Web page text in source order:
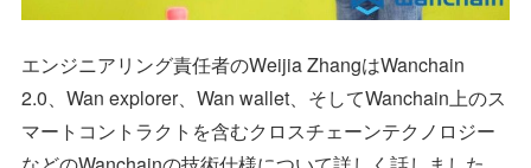
エンジニアリング責任者のWeijia ZhangはWanchain
2.0、Wan explorer、Wan wallet、そしてWanchain上のス
マートコントラクトを含むクロスチェーンテクノロジー